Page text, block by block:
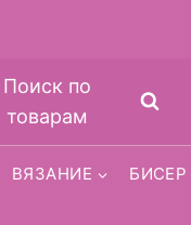
Поиск по
товарам
ВЯЗАНИЕ БИСЕР